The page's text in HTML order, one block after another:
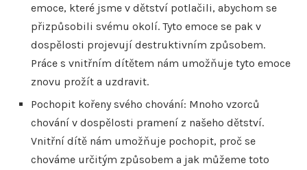
emoce, které jsme v dětství potlačili, abychom se
přizpůsobili svému okolí. Tyto emoce se pak v
dospělosti projevují destruktivním způsobem.
Práce s vnitřním dítětem nám umožňuje tyto emoce
znovu prožít a uzdravit.
Pochopit kořeny svého chování: Mnoho vzorců
chování v dospělosti pramení z našeho dětství.
Vnitřní dítě nám umožňuje pochopit, proč se
chováme určitým způsobem a jak můžeme toto